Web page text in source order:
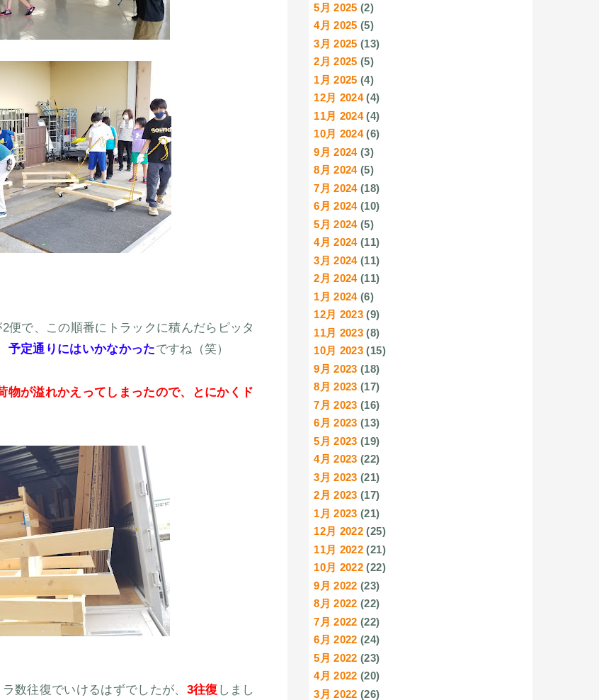
便で、この順番にトラックに積んだらピッタ
予定通りにはいかなかったですね（笑）
物が溢れかえってしまったので、とにかくド
数往復でいけるはずでしたが、 3往復 しまし
5月 2025 (2)
4月 2025 (5)
3月 2025 (13)
2月 2025 (5)
1月 2025 (4)
12月 2024(4)
11月 2024(4)
10月 2024(6)
9月 2024(3)
8月 2024(5)
7月 2024(18)
6月 2024(10)
5月 2024(5)
4月 2024(11)
3月 2024(11)
2月 2024(11)
1月 2024(6)
12月 2023 (9)
11月 2023 (8)
10月 2023 (15)
9月 2023 (18)
8月 2023 (17)
7月 2023 (16)
6月 2023 (13)
5月 2023 (19)
4月 2023 (22)
3月 2023 (21)
2月 2023 (17)
1月 2023 (21)
12月 2022 (25)
11月 2022 (21)
10月 2022 (22)
9月 2022 (23)
8月 2022 (22)
7月 2022 (22)
6月 2022 (24)
5月 2022 (23)
4月 2022 (20)
3月 2022 (26)